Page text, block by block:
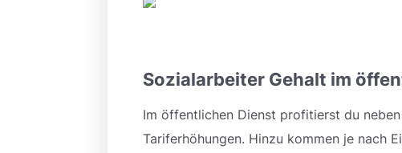
Sozialarbeiter Gehalt im
Im öffentlichen Dienst profitierst du
Tariferhöhungen. Hinzu kommen je nach